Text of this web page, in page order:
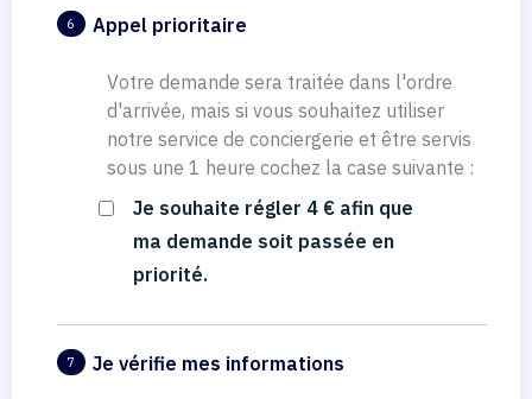
6 Appel prioritaire
Votre demande sera traitée dans l'ordre
d'arrivée, mais si vous souhaitez utiliser
notre service de conciergerie et être servis
sous une 1 heure cochez la case suivante :
Je souhaite régler 4 € afin que
ma demande soit passée en
priorité.
7 Je vérifie mes informations